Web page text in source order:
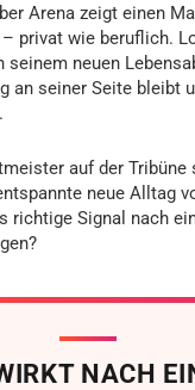
Arena zeigt einen
privat wie beruflich.
seinem neuen
an seiner Seite bleibt
auf der
neue Alltag
richtige Signal nach
NACH